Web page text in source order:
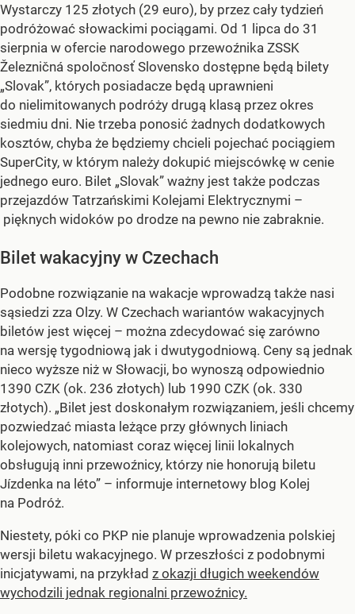
Wystarczy 125 złotych (29 euro), by przez cały tydzień
podróżować słowackimi pociągami. Od 1 lipca do 31
sierpnia w ofercie narodowego przewoźnika ZSSK
Železničná spoločnosť Slovensko dostępne będą bilety
„Slovak”, których posiadacze będą uprawnieni
do nielimitowanych podróży drugą klasą przez okres
siedmiu dni. Nie trzeba ponosić żadnych dodatkowych
kosztów, chyba że będziemy chcieli pojechać pociągiem
SuperCity, w którym należy dokupić miejscówkę w cenie
jednego euro. Bilet „Slovak” ważny jest także podczas
przejazdów Tatrzańskimi Kolejami Elektrycznymi –
pięknych widoków po drodze na pewno nie zabraknie.
Bilet wakacyjny w Czechach
Podobne rozwiązanie na wakacje wprowadzą także nasi
sąsiedzi zza Olzy. W Czechach wariantów wakacyjnych
biletów jest więcej – można zdecydować się zarówno
na wersję tygodniową jak i dwutygodniową. Ceny są jednak
nieco wyższe niż w Słowacji, bo wynoszą odpowiednio
1390 CZK (ok. 236 złotych) lub 1990 CZK (ok. 330
złotych). „Bilet jest doskonałym rozwiązaniem, jeśli chcemy
pozwiedzać miasta leżące przy głównych liniach
kolejowych, natomiast coraz więcej linii lokalnych
obsługują inni przewoźnicy, którzy nie honorują biletu
Jízdenka na léto” – informuje internetowy blog Kolej
na Podróż.
Niestety, póki co PKP nie planuje wprowadzenia polskiej
wersji biletu wakacyjnego. W przeszłości z podobnymi
inicjatywami, na przykład z okazji długich weekendów
wychodzili jednak regionalni przewoźnicy.